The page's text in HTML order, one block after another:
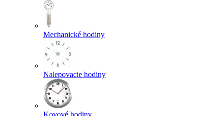
Mechanické hodiny
Nalepovacie hodiny
Kovové hodiny